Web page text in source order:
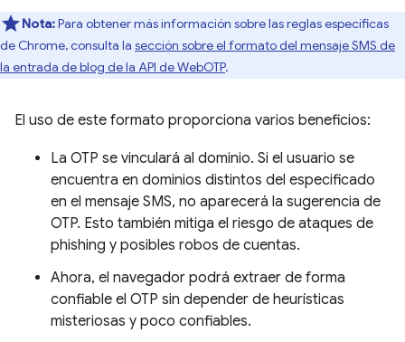
Nota:Para obtener más información sobre las reglas específicas
de Chrome, consulta la sección sobre el formato del mensaje SMS de
la entrada de blog de la API de WebOTP.
El uso de este formato proporciona varios beneficios:
La OTP se vinculará al dominio. Si el usuario se
encuentra en dominios distintos del especificado
en el mensaje SMS, no aparecerá la sugerencia de
OTP. Esto también mitiga el riesgo de ataques de
phishing y posibles robos de cuentas.
Ahora, el navegador podrá extraer de forma
confiable el OTP sin depender de heurísticas
misteriosas y poco confiables.